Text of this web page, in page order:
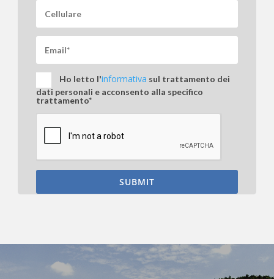
Ho letto l'informativa sul trattamento dei
dati personali e acconsento alla specifico
trattamento*
SUBMIT